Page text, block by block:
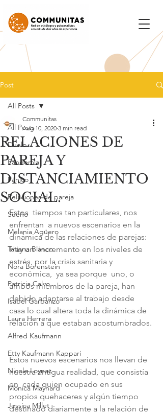
Post
All Posts
Duelo
Pandemia
Pánico
Relaciones de pareja
Sueño
Melania Agüero
Tatiana Blanco
Nora Borenstein
Patricia Calvo
Isabel Garbanzo
Laura Herrera
Alfred Kaufmann
Etty Kaufmann Kappari
Nicole Loynaz
Mónica Maynard
Jessica Millet
All Posts
RELACIONES DE
PAREJA Y
DISTANCIAMIENTO
SOCIAL.
Communitas
Aug 10, 2020 3 min read
Estos  tiempos tan particulares, nos
enfrentan  a nuevos escenarios en la
dinámica de las relaciones de parejas:
Hay un  incremento en los niveles de
estrés, por la crisis sanitaria y
económica,  ya sea porque  uno, o
ambos miembros de la pareja, han
debido adaptarse al trabajo desde
casa lo cual altera toda la dinámica de
relación a que estaban acostumbrados.
Estos nuevos escenarios nos llevan de
nuestra antigua realidad, que consistía
en  cada quien ocupado en sus
propios quehaceres y algún tiempo
destinado diariamente a la relación de